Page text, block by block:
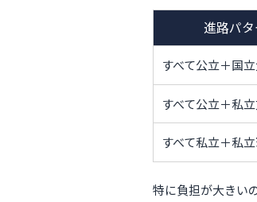
進路パ
すべて公立＋国
すべて公立＋私
すべて私立＋私
特に負担が大きい